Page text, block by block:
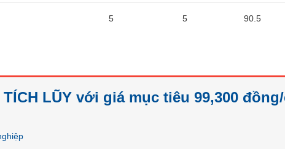
5 5 90.5
LŨY với giá mục tiêu 99,300